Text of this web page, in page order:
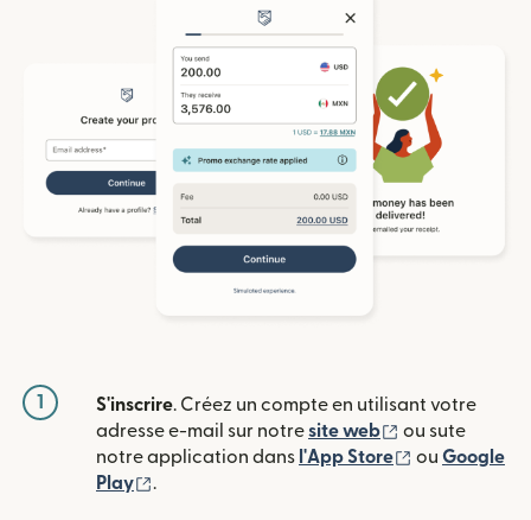
1 S'inscrire. Créez un compte en utilisant votre
adresse e-mail sur notresite web (s'ouvre dans
ou sute
notre application dans l'App Store (s'ouvre
ou Google
Play
.